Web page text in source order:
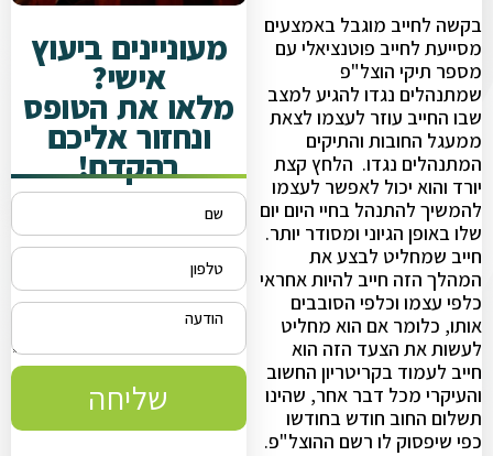
בקשה לחייב מוגבל באמצעים
מסייעת לחייב פוטנציאלי עם
מספר תיקי הוצל"פ
שמתנהלים נגדו להגיע למצב
שבו החייב עוזר לעצמו לצאת
ממעגל החובות והתיקים
המתנהלים נגדו. הלחץ קצת
יורד והוא יכול לאפשר לעצמו
להמשיך להתנהל בחיי היום יום
שלו באופן הגיוני ומסודר יותר.
חייב שמחליט לבצע את
המהלך הזה חייב להיות אחראי
כלפי עצמו וכלפי הסובבים
אותו, כלומר אם הוא מחליט
לעשות את הצעד הזה הוא
חייב לעמוד בקריטריון החשוב
והעיקרי מכל דבר אחר, שהינו
תשלום החוב חודש בחודשו
כפי שיפסוק לו רשם ההוצל"פ.
מעוניינים ביעוץ
אישי?
מלאו את הטופס
ונחזור אליכם
בהקדם!
שליחה